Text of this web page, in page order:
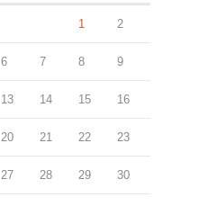
1 2
6 7 8 9
13 14 15 16
20 21 22 23
27 28 29 30